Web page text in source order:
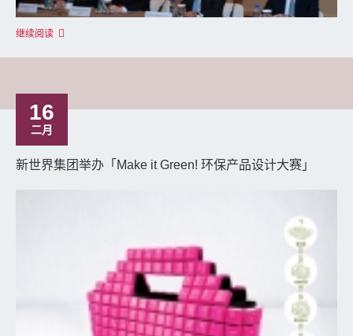
继续阅读
16
二月
新世界集团举办「Make it Green! 环保产品设计大赛」